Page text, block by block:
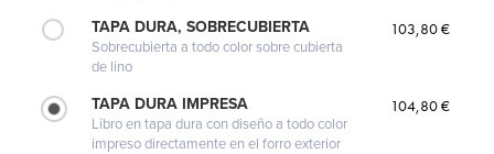
TAPA DURA, SOBRECUBIERTA
Sobrecubierta a todo color sobre cubierta
de lino
103,80 €
TAPA DURA IMPRESA
Libro en tapa dura con diseño a todo color
impreso directamente en el forro exterior
104,80 €